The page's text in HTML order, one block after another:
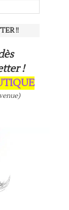
!